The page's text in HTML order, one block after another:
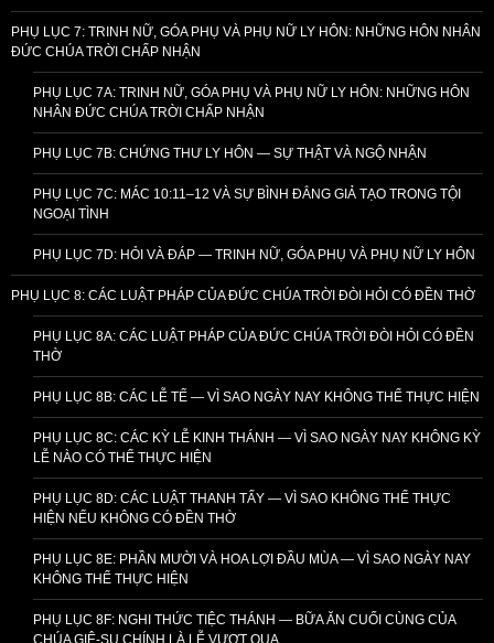
PHỤ LỤC 7: TRINH NỮ, GÓA PHỤ VÀ PHỤ NỮ LY HÔN: NHỮNG HÔN NHÂN
ĐỨC CHÚA TRỜI CHẤP NHẬN
PHỤ LỤC 7A: TRINH NỮ, GÓA PHỤ VÀ PHỤ NỮ LY HÔN: NHỮNG HÔN
NHÂN ĐỨC CHÚA TRỜI CHẤP NHẬN
PHỤ LỤC 7B: CHỨNG THƯ LY HÔN — SỰ THẬT VÀ NGỘ NHẬN
PHỤ LỤC 7C: MÁC 10:11–12 VÀ SỰ BÌNH ĐẲNG GIẢ TẠO TRONG TỘI
NGOẠI TÌNH
PHỤ LỤC 7D: HỎI VÀ ĐÁP — TRINH NỮ, GÓA PHỤ VÀ PHỤ NỮ LY HÔN
PHỤ LỤC 8: CÁC LUẬT PHÁP CỦA ĐỨC CHÚA TRỜI ĐÒI HỎI CÓ ĐỀN THỜ
PHỤ LỤC 8A: CÁC LUẬT PHÁP CỦA ĐỨC CHÚA TRỜI ĐÒI HỎI CÓ ĐỀN
THỜ
PHỤ LỤC 8B: CÁC LỄ TẾ — VÌ SAO NGÀY NAY KHÔNG THỂ THỰC HIỆN
PHỤ LỤC 8C: CÁC KỲ LỄ KINH THÁNH — VÌ SAO NGÀY NAY KHÔNG KỲ
LỄ NÀO CÓ THỂ THỰC HIỆN
PHỤ LỤC 8D: CÁC LUẬT THANH TẨY — VÌ SAO KHÔNG THỂ THỰC
HIỆN NẾU KHÔNG CÓ ĐỀN THỜ
PHỤ LỤC 8E: PHẦN MƯỜI VÀ HOA LỢI ĐẦU MÙA — VÌ SAO NGÀY NAY
KHÔNG THỂ THỰC HIỆN
PHỤ LỤC 8F: NGHI THỨC TIỆC THÁNH — BỮA ĂN CUỐI CÙNG CỦA
CHÚA GIÊ-SU CHÍNH LÀ LỄ VƯỢT QUA